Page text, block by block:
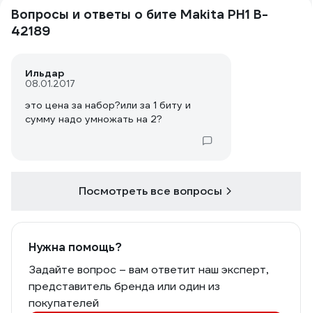
Вопросы и ответы о бите Makita PH1 B-
42189
Ильдар
08.01.2017
это цена за набор?или за 1 биту и
сумму надо умножать на 2?
Посмотреть все вопросы
Нужна помощь?
Задайте вопрос – вам ответит наш эксперт,
представитель бренда или один из
покупателей